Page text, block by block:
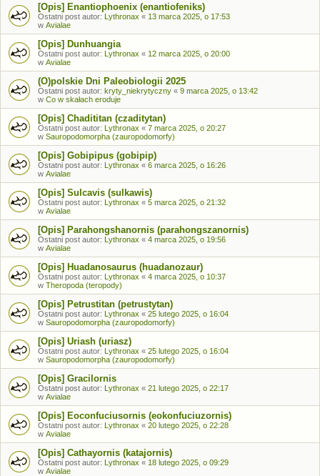
[Opis] Enantiophoenix (enantiofeniks)
Ostatni post autor: Lythronax « 13 marca 2025, o 17:53
w Avialae
[Opis] Dunhuangia
Ostatni post autor: Lythronax « 12 marca 2025, o 20:00
w Avialae
(O)polskie Dni Paleobiologii 2025
Ostatni post autor: kryty_niekrytyczny « 9 marca 2025, o 13:42
w Co w skałach eroduje
[Opis] Chadititan (czaditytan)
Ostatni post autor: Lythronax « 7 marca 2025, o 20:27
w Sauropodomorpha (zauropodomorfy)
[Opis] Gobipipus (gobipip)
Ostatni post autor: Lythronax « 6 marca 2025, o 16:26
w Avialae
[Opis] Sulcavis (sulkawis)
Ostatni post autor: Lythronax « 5 marca 2025, o 21:32
w Avialae
[Opis] Parahongshanornis (parahongszanornis)
Ostatni post autor: Lythronax « 4 marca 2025, o 19:56
w Avialae
[Opis] Huadanosaurus (huadanozaur)
Ostatni post autor: Lythronax « 4 marca 2025, o 10:37
w Theropoda (teropody)
[Opis] Petrustitan (petrustytan)
Ostatni post autor: Lythronax « 25 lutego 2025, o 16:04
w Sauropodomorpha (zauropodomorfy)
[Opis] Uriash (uriasz)
Ostatni post autor: Lythronax « 25 lutego 2025, o 16:04
w Sauropodomorpha (zauropodomorfy)
[Opis] Gracilornis
Ostatni post autor: Lythronax « 21 lutego 2025, o 22:17
w Avialae
[Opis] Eoconfuciusornis (eokonfuciuzornis)
Ostatni post autor: Lythronax « 20 lutego 2025, o 22:28
w Avialae
[Opis] Cathayornis (katajornis)
Ostatni post autor: Lythronax « 18 lutego 2025, o 09:29
w Avialae